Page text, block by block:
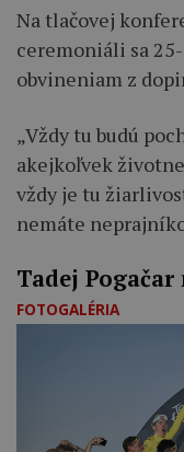
Na tlačovej
ceremoniáli sa
obvineniam z
„Vždy tu budú
akejkoľvek
vždy je tu
nemáte
Tadej Pogačar
FOTOGALÉRIA